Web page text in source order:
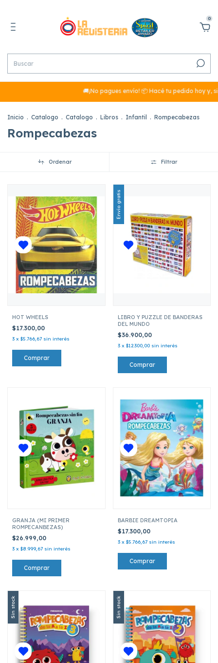
0
🚚¡No pagues envío! 📦 Hacé tu pedido hoy y,
Inicio . Catalogo . Catalogo . Libros . Infantil . Rompecabezas
Rompecabezas
Ordenar Filtrar
HOT WHEELS
$17.300,00
3 x $5.766,67 sin interés
Envío gratis
LIBRO Y PUZZLE DE BANDERAS
DEL MUNDO
$36.900,00
3 x $12.300,00 sin interés
GRANJA (MI PRIMER
ROMPECANBEZAS)
$26.999,00
3 x $8.999,67 sin interés
BARBIE DREAMTOPIA
$17.300,00
3 x $5.766,67 sin interés
Sin stock Sin stock